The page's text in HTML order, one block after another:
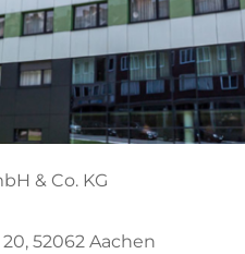
& Co. KG
52062 Aachen